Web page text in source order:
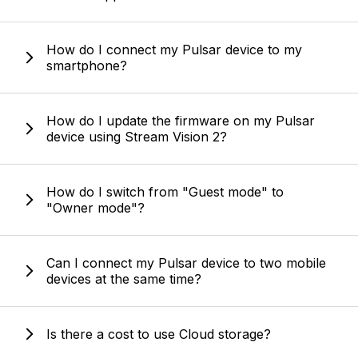
How do I connect my Pulsar device to my
smartphone?
How do I update the firmware on my Pulsar
device using Stream Vision 2?
How do I switch from "Guest mode" to
"Owner mode"?
Can I connect my Pulsar device to two mobile
devices at the same time?
Is there a cost to use Cloud storage?